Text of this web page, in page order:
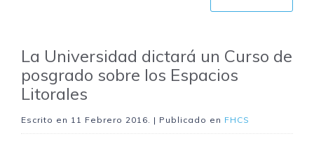
La Universidad dictará un Curso de
posgrado sobre los Espacios
Litorales
Escrito en 11 Febrero 2016. | Publicado en FHCS